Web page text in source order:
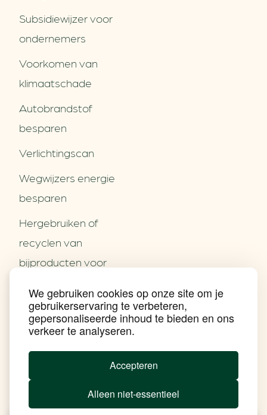
We gebruiken cookies op onze site om je
gebruikerservaring te verbeteren,
gepersonaliseerde inhoud te bieden en ons
verkeer te analyseren.
Accepteren
Alleen niet-essentieel
Partners
Contact
Nieuws
Praktijkverhalen
Events
Nieuwsbrief
Achtergrond klimaatverandering
Beprijzing van CO2
Verduurzamen bedrijventerrein
Subsidiewijzer voor
ondernemers
Voorkomen van
klimaatschade
Autobrandstof
besparen
Verlichtingscan
Wegwijzers energie
besparen
Hergebruiken of
recyclen van
bijproducten voor
Energie besparen op
uw PC